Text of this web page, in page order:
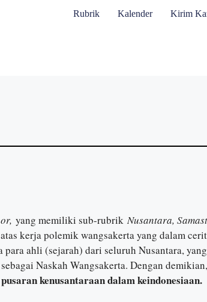
Rubrik Kalender Kirim
yang memiliki sub-rubrik Nusantara,
kerja polemik wangsakerta yang dalam
para ahli (sejarah) dari seluruh Nusantara,
Naskah Wangsakerta. Dengan
pusaran kenusantaraan dalam keindonesiaan.